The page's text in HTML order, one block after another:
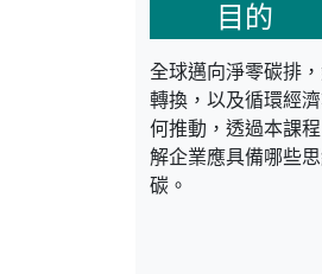
目的
全球邁向淨零碳排
轉換，以及循環經
何推動，透過本課
解企業應具備哪些
碳。